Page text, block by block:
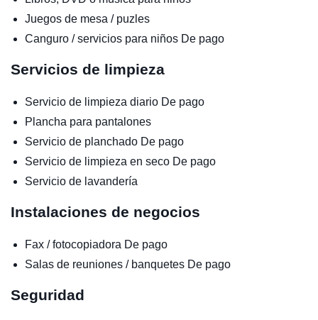
Juegos de mesa / puzles
Canguro / servicios para niños De pago
Servicios de limpieza
Servicio de limpieza diario De pago
Plancha para pantalones
Servicio de planchado De pago
Servicio de limpieza en seco De pago
Servicio de lavandería
Instalaciones de negocios
Fax / fotocopiadora De pago
Salas de reuniones / banquetes De pago
Seguridad